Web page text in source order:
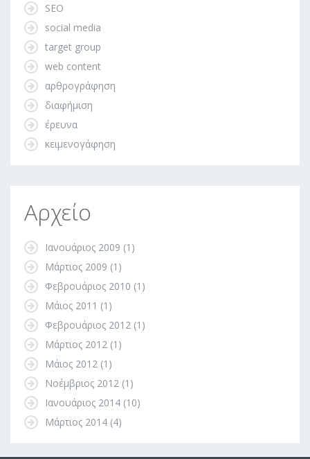
SEO
social media
target group
web content
αρθρογράφηση
διαφήμιση
έρευνα
κειμενογάφηση
Αρχείο
Ιανουάριος 2009 (1)
Μάρτιος 2009 (1)
Φεβρουάριος 2010 (1)
Μάιος 2011 (1)
Φεβρουάριος 2012 (1)
Μάρτιος 2012 (1)
Μάιος 2012 (1)
Νοέμβριος 2012 (1)
Ιανουάριος 2014 (10)
Μάρτιος 2014 (4)